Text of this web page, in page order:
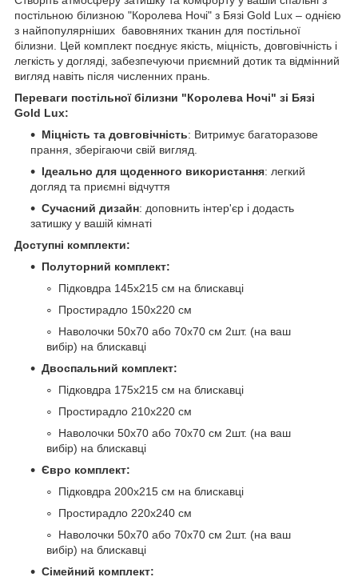
постільною білизною "Королева Ночі" з Бязі Gold Lux – однією
з найпопулярніших бавовняних тканин для постільної
білизни. Цей комплект поєднує якість, міцність, довговічність і
легкість у догляді, забезпечуючи приємний дотик та відмінний
вигляд навіть після численних прань.
Переваги постільної білизни "Королева Ночі" зі Бязі
Gold Lux:
Міцність та довговічність: Витримує багаторазове
прання, зберігаючи свій вигляд.
Ідеально для щоденного використання: легкий
догляд та приємні відчуття
Сучасний дизайн: доповнить інтер'єр і додасть
затишку у вашій кімнаті
Доступні комплекти:
Полуторний комплект:
Підковдра 145х215 см на блискавці
Простирадло 150х220 см
Наволочки 50х70 або 70х70 см 2шт. (на ваш
вибір) на блискавці
Двоспальний комплект:
Підковдра 175х215 см на блискавці
Простирадло 210х220 см
Наволочки 50х70 або 70х70 см 2шт. (на ваш
вибір) на блискавці
Євро комплект:
Підковдра 200х215 см на блискавці
Простирадло 220х240 см
Наволочки 50х70 або 70х70 см 2шт. (на ваш
вибір) на блискавці
Сімейний комплект: